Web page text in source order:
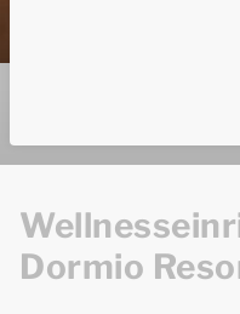
Dormio